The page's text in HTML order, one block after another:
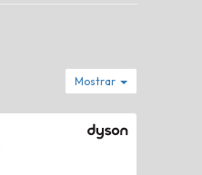
Mostrar